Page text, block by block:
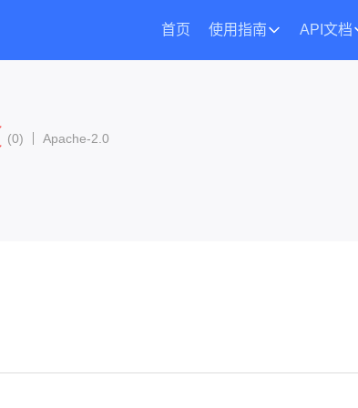
首页 使用指南 API文档
(0) Apache-2.0